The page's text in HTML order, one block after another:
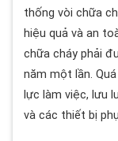
thống vòi chữa
hiệu quả và an
chữa cháy phải
năm một lần.
lực làm việc, lưu
và các thiết bị